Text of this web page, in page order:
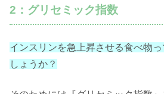
2：グリセミック指数
インスリンを急上昇させる食べ物
しょうか？